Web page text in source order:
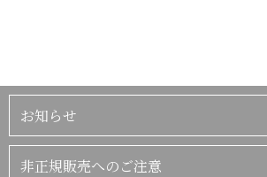
お知らせ
非正規販売へのご注意